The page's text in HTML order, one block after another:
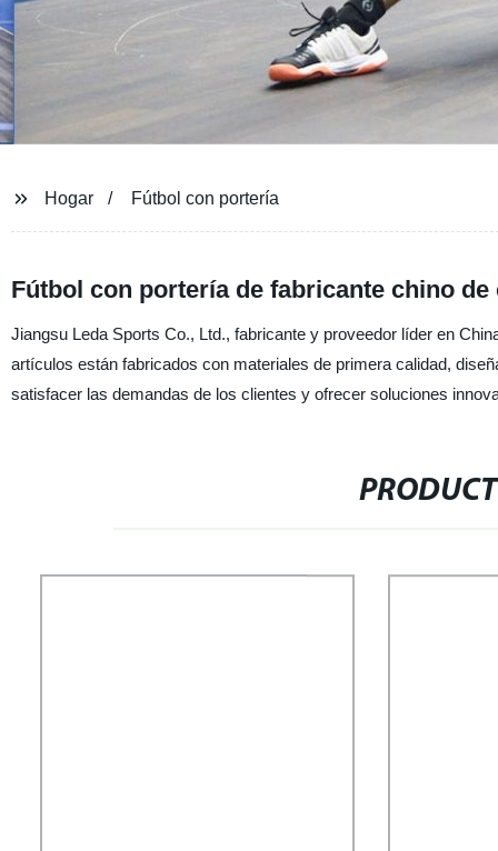
Hogar Fútbol con portería
Fútbol con portería de fabricante chino
Jiangsu Leda Sports Co., Ltd., fabricante y proveedor líder en
artículos están fabricados con materiales de primera calidad,
satisfacer las demandas de los clientes y ofrecer soluciones